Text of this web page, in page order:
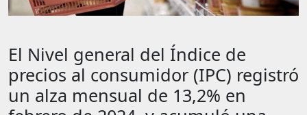
El Nivel general del Índice de
precios al consumidor (IPC) registró
un alza mensual de 13,2% en